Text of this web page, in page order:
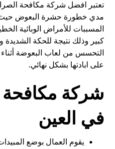
تعتبر افضل شركة مكافحة
مدي خطورة حشرة البعوض حيث
المسببات للأمراض الوبائية
كبير وذلك نتيجة للحكة الشديدة
التحسس من لعاب البعوضة
على ابادتها بشكل نهائي.
شركة
في العين
يقوم العمال بوضع